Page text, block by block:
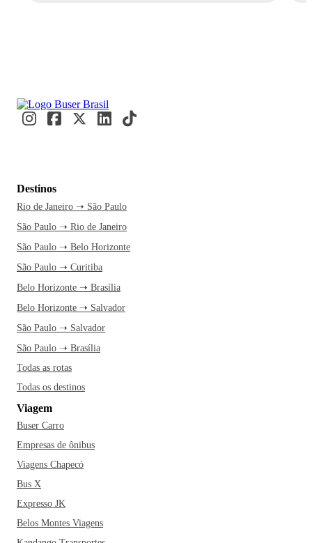
Destinos
Rio de Janeiro ➝ São Paulo
São Paulo ➝ Rio de Janeiro
São Paulo ➝ Belo Horizonte
São Paulo ➝ Curitiba
Belo Horizonte ➝ Brasília
Belo Horizonte ➝ Salvador
São Paulo ➝ Salvador
São Paulo ➝ Brasília
Todas as rotas
Todas os destinos
Viagem
Buser Carro
Empresas de ônibus
Viagens Chapecó
Bus X
Expresso JK
Belos Montes Viagens